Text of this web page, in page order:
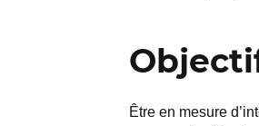
Être en mesure